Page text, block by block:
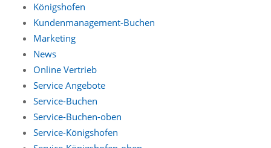
Königshofen
Kundenmanagement-Buchen
Marketing
News
Online Vertrieb
Service Angebote
Service-Buchen
Service-Buchen-oben
Service-Königshofen